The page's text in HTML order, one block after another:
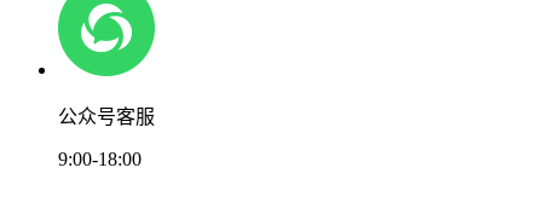
公众号客服
9:00-18:00